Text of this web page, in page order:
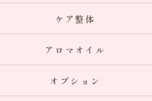
ケア整体
アロマオイル
オプション